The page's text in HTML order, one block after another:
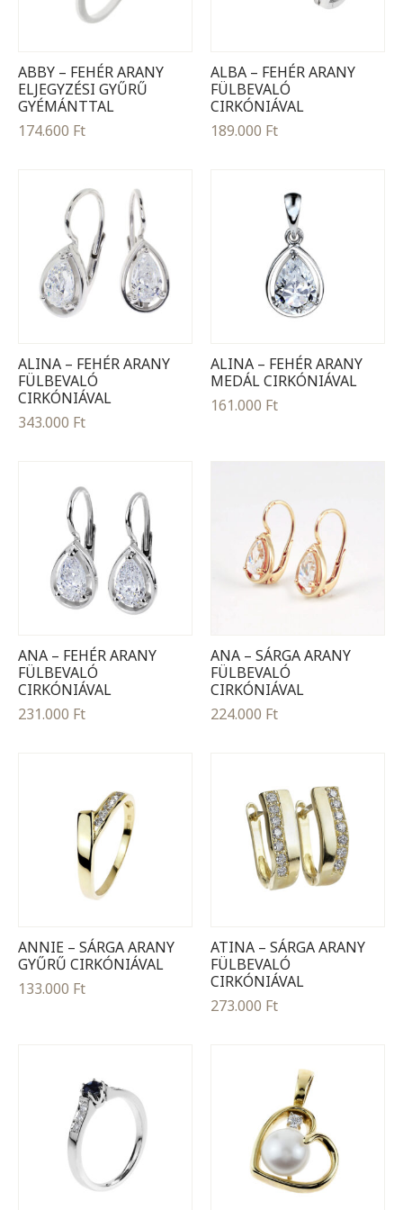
ABBY – FEHÉR ARANY
ELJEGYZÉSI GYŰRŰ
GYÉMÁNTTAL
174.600 Ft
ALBA – FEHÉR ARANY
FÜLBEVALÓ
CIRKÓNIÁVAL
189.000 Ft
ALINA – FEHÉR ARANY
FÜLBEVALÓ
CIRKÓNIÁVAL
343.000 Ft
ALINA – FEHÉR ARANY
MEDÁL CIRKÓNIÁVAL
161.000 Ft
ANA – FEHÉR ARANY
FÜLBEVALÓ
CIRKÓNIÁVAL
231.000 Ft
ANA – SÁRGA ARANY
FÜLBEVALÓ
CIRKÓNIÁVAL
224.000 Ft
ANNIE – SÁRGA ARANY
GYŰRŰ CIRKÓNIÁVAL
133.000 Ft
ATINA – SÁRGA ARANY
FÜLBEVALÓ
CIRKÓNIÁVAL
273.000 Ft